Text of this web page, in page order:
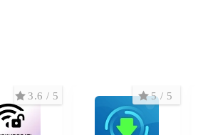
3.6 / 5 5 / 5